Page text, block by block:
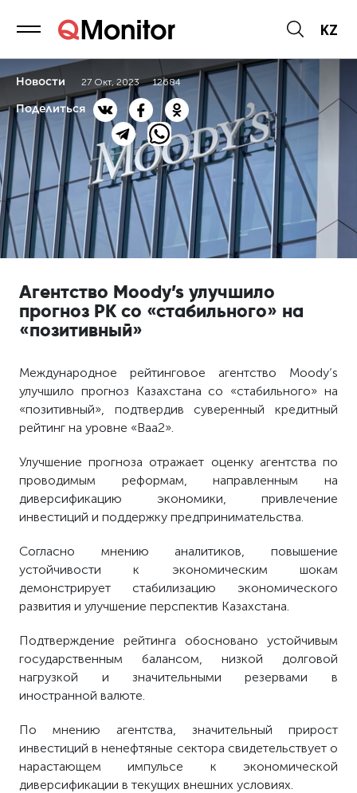
KZ
Новости 27 Окт, 2023 12684
Поделиться
Агентство Moody’s улучшило
прогноз РК со «стабильного» на
«позитивный»
Международное рейтинговое агентство Moody’s
улучшило прогноз Казахстана со «стабильного» на
«позитивный», подтвердив суверенный кредитный
рейтинг на уровне «Baa2».
Улучшение прогноза отражает оценку агентства по
проводимым реформам, направленным на
диверсификацию экономики, привлечение
инвестиций и поддержку предпринимательства.
Согласно мнению аналитиков, повышение
устойчивости к экономическим шокам
демонстрирует стабилизацию экономического
развития и улучшение перспектив Казахстана.
Подтверждение рейтинга обосновано устойчивым
государственным балансом, низкой долговой
нагрузкой и значительными резервами в
иностранной валюте.
По мнению агентства, значительный прирост
инвестиций в ненефтяные сектора свидетельствует о
нарастающем импульсе к экономической
диверсификации в текущих внешних условиях.